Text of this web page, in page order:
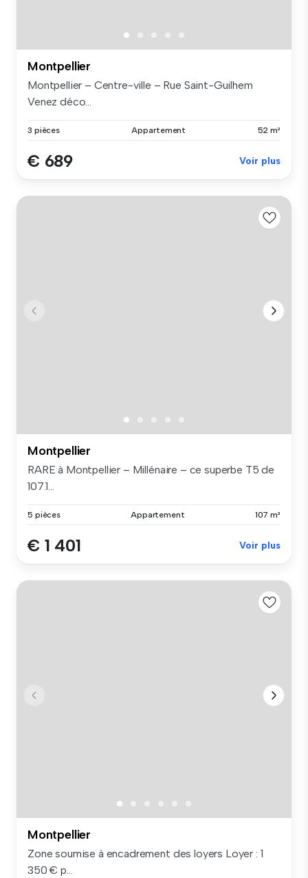
Montpellier
Montpellier – Centre-ville – Rue Saint-Guilhem
Venez déco...
3 pièces Appartement 52 m²
€ 689 Voir plus
Montpellier
RARE à Montpellier – Millénaire – ce superbe T5 de
107.1...
5 pièces Appartement 107 m²
€ 1 401 Voir plus
Montpellier
Zone soumise à encadrement des loyers Loyer : 1
350 € p...